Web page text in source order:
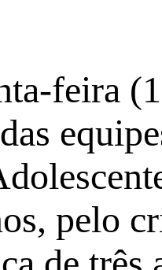
feira
pelo